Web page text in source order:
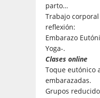
parto…
Trabajo
reflexión:
Embarazo
Yoga-.
Clases online
Toque eutónico
embarazadas.
Grupos